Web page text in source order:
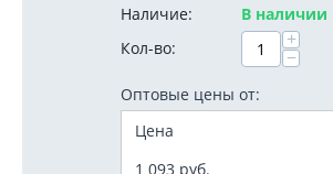
Наличие:
В наличии
Кол-во:
+
−
Оптовые цены от:
Цена
1 093 руб.